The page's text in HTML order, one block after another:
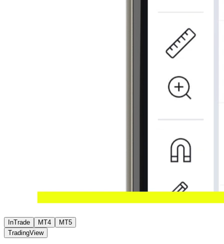
InTrade MT4
MT5
TradingView